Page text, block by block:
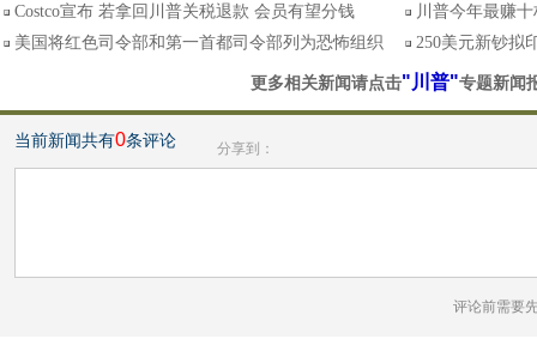
Costco宣布 若拿回川普关税退款 会员有望分钱
川普今年最赚
美国将红色司令部和第一首都司令部列为恐怖组织
250美元新钞拟
更多相关新闻请点击"川普"专题新闻
当前新闻共有0条评论 分享到：
评论前需要